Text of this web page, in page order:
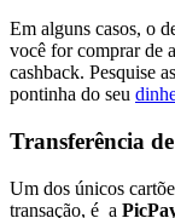
Em alguns casos, o
você for comprar de
cashback. Pesquise
pontinha do seu
Transferência
Um dos únicos
transação, é a